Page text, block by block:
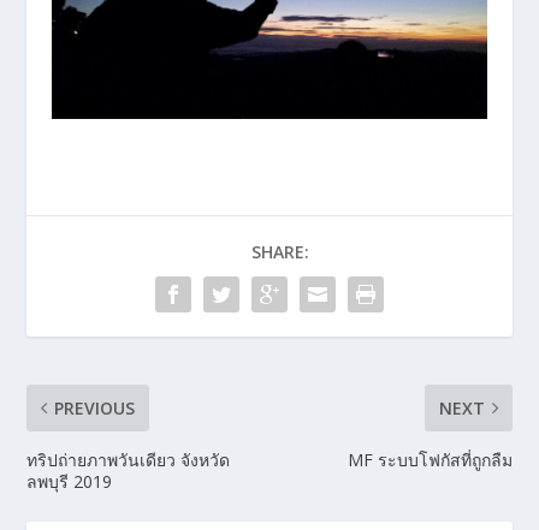
SHARE:
PREVIOUS
ทริปถ่ายภาพวันเดียว จังหวัด
ลพบุรี 2019
NEXT
MF ระบบโฟกัสที่ถูกลืม